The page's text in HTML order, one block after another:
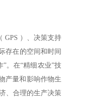
GPS ）、决策支持
存在的空间和时间
。在“精细农业”技
产量和影响作物生
、合理的生产决策